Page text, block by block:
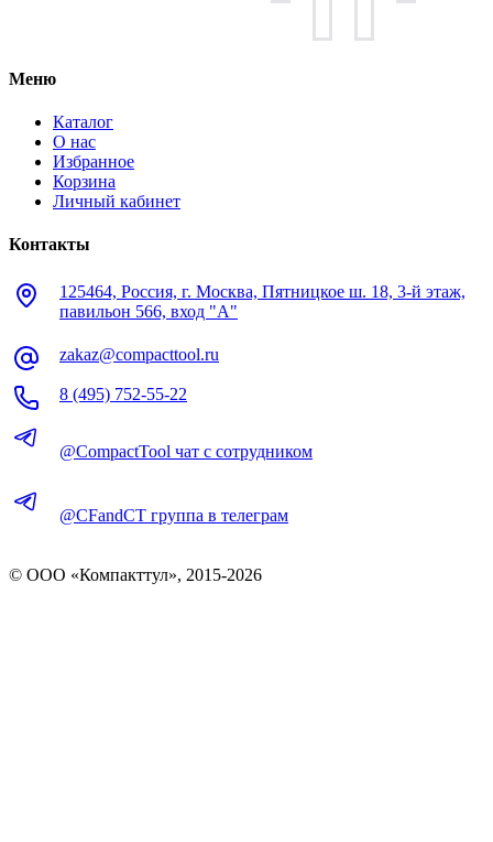
Меню
Каталог
О нас
Избранное
Корзина
Личный кабинет
Контакты
125464, Россия, г. Москва, Пятницкое ш. 18, 3-й этаж,
павильон 566, вход "А"
zakaz@compacttool.ru
8 (495) 752-55-22
@CompactTool чат с сотрудником
@CFandCT группа в телеграм
© OOO «Компакттул», 2015-2026